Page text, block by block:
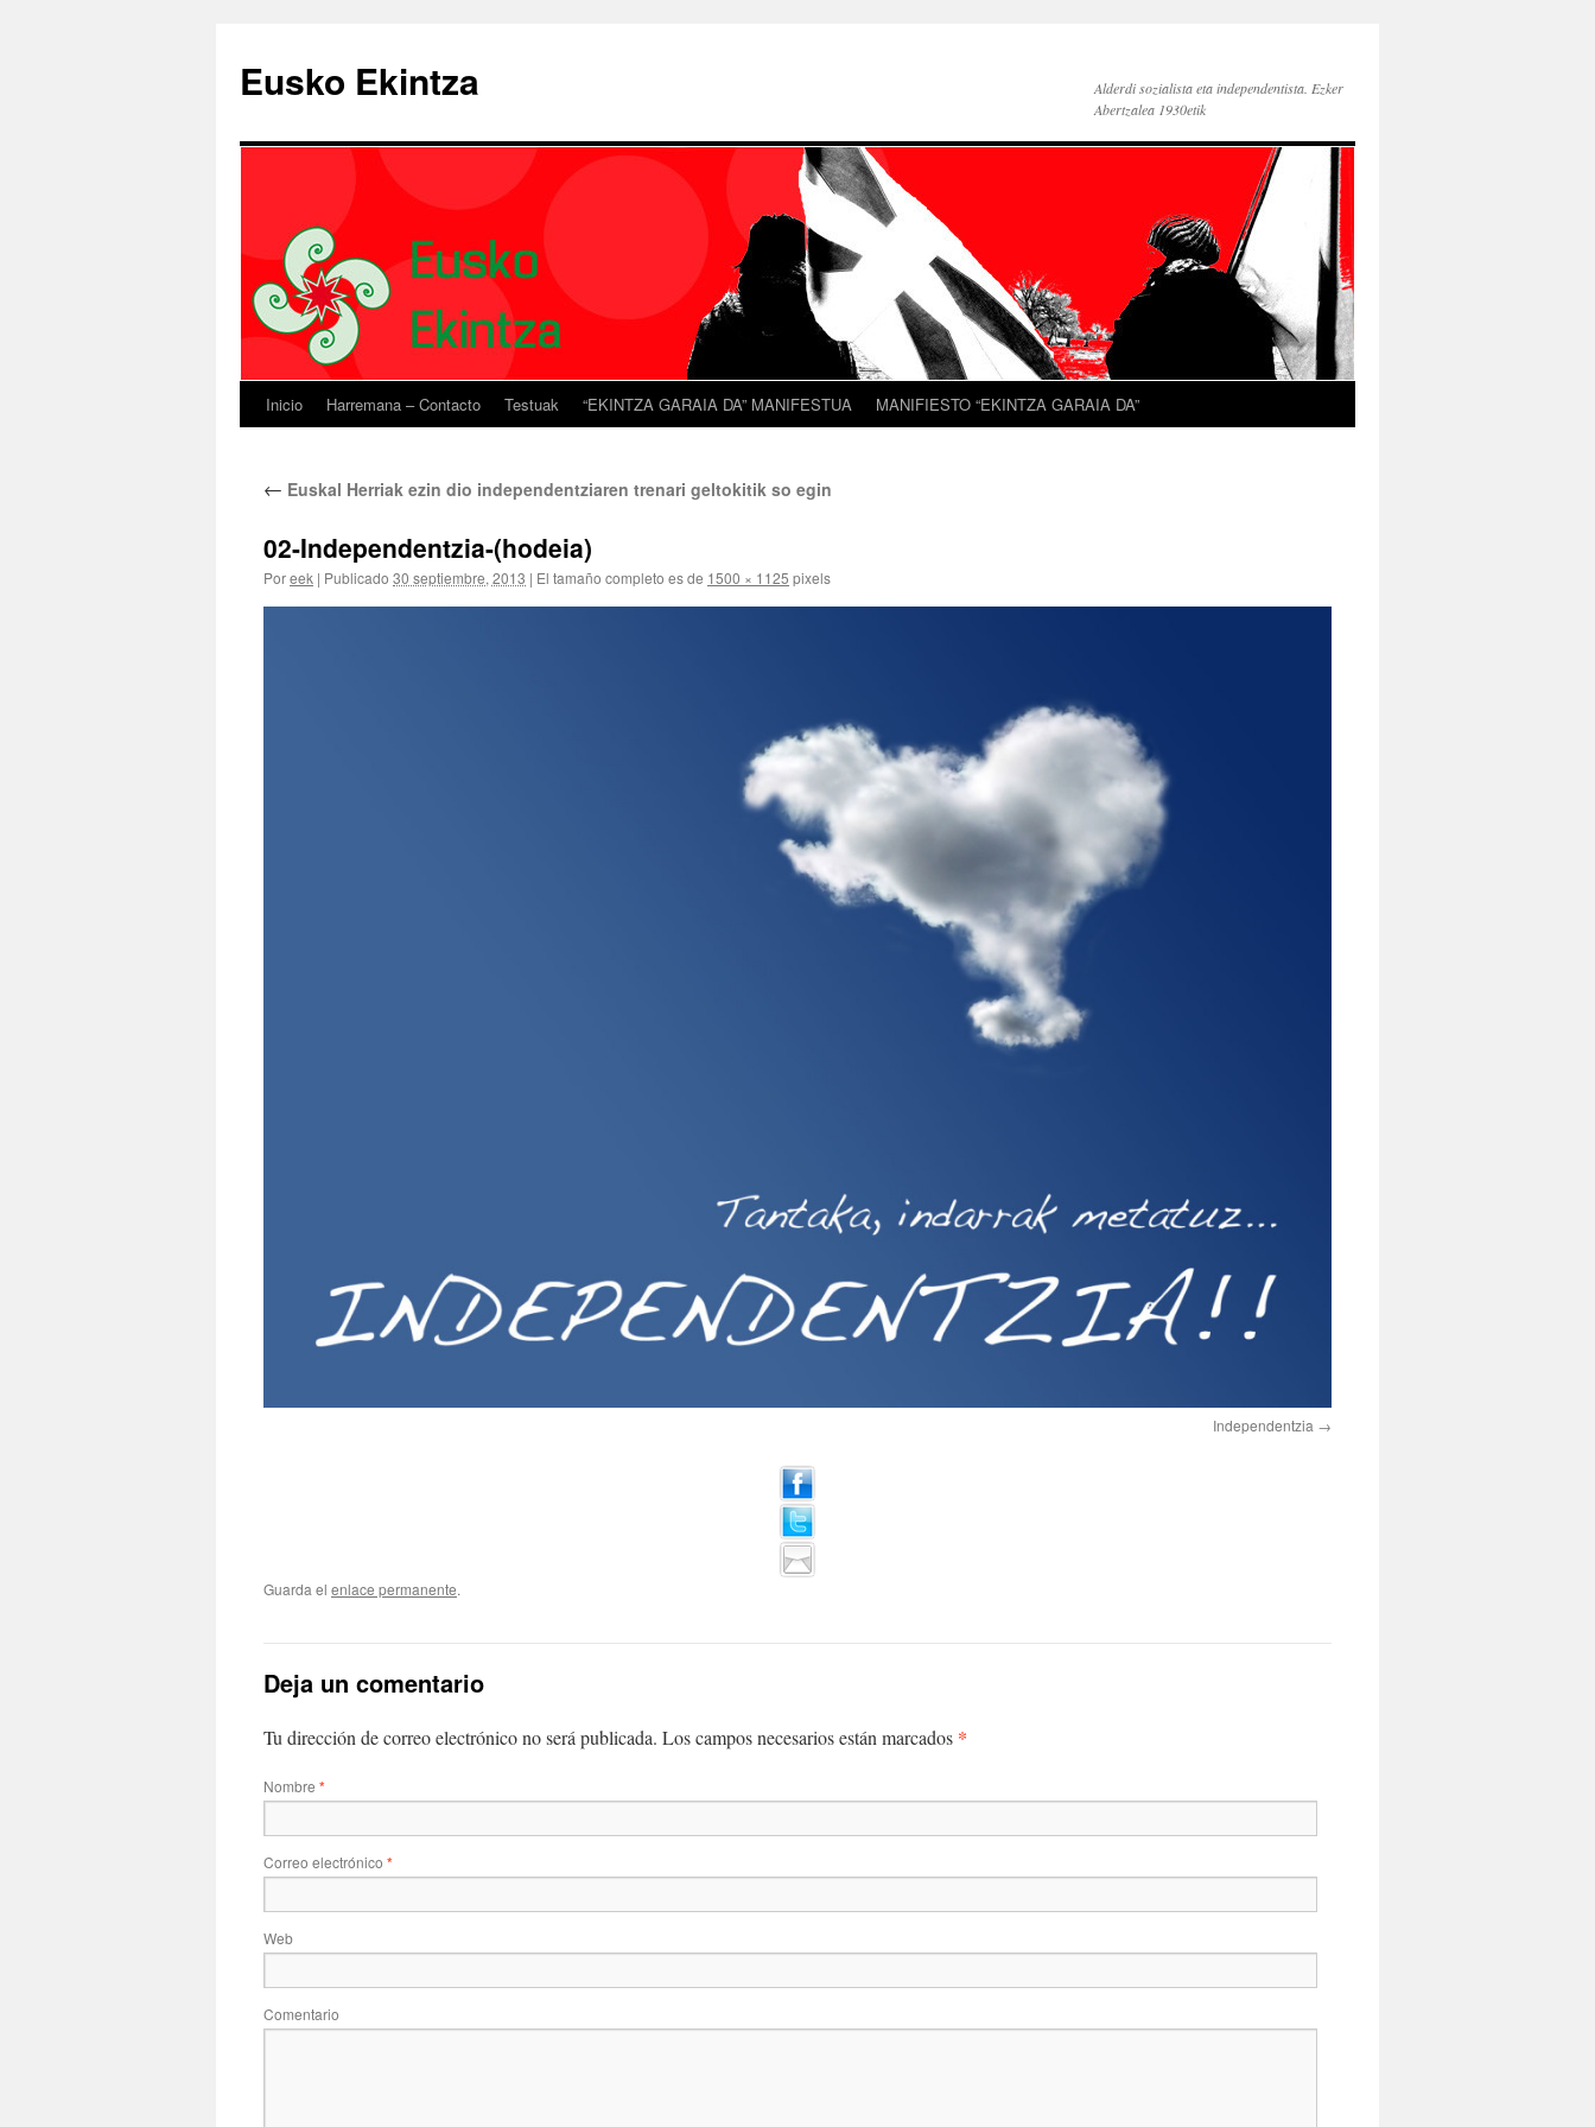
Eusko Ekintza
Alderdi sozialista eta independentista. Ezker
Abertzalea 1930etik
Inicio Harremana – Contacto Testuak “EKINTZA GARAIA DA” MANIFESTUA MANIFIESTO “EKINTZA GARAIA DA”
← Euskal Herriak ezin dio independentziaren trenari geltokitik so egin
02-Independentzia-(hodeia)
Poreek | Publicado 30 septiembre, 2013 | El tamaño completo es de 1500 × 1125 pixels
Independentzia
Guarda el enlace permanente.
Deja un comentario
Tu dirección de correo electrónico no será publicada. Los campos necesarios están marcados *
Nombre *
Correo electrónico *
Web
Comentario